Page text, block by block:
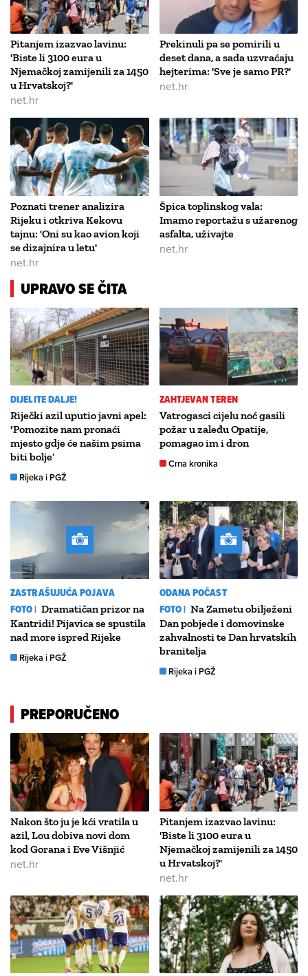
Pitanjem izazvao lavinu:
'Biste li 3100 eura u
Njemačkoj zamijenili za 1450
u Hrvatskoj?'
net.hr
Prekinuli pa se pomirili u
deset dana, a sada uzvraćaju
hejterima: 'Sve je samo PR?'
net.hr
Poznati trener analizira
Rijeku i otkriva Kekovu
tajnu: 'Oni su kao avion koji
se dizajnira u letu'
net.hr
Špica toplinskog vala:
Imamo reportažu s užarenog
asfalta, uživajte
net.hr
UPRAVO SE ČITA
DIJELITE DALJE!
Riječki azil uputio javni apel:
‘Pomozite nam pronaći
mjesto gdje će našim psima
biti bolje’
Rijeka i PGŽ
ZAHTJEVAN TEREN
Vatrogasci cijelu noć gasili
požar u zaleđu Opatije,
pomagao im i dron
Crna kronika
ZASTRAŠUJUĆA POJAVA
FOTO | Dramatičan prizor na
Kantridi! Pijavica se spustila
nad more ispred Rijeke
Rijeka i PGŽ
ODANA POČAST
FOTO | Na Zametu obilježeni
Dan pobjede i domovinske
zahvalnosti te Dan hrvatskih
branitelja
Rijeka i PGŽ
PREPORUČENO
Nakon što ju je kći vratila u
azil, Lou dobiva novi dom
kod Gorana i Eve Višnjić
net.hr
Pitanjem izazvao lavinu:
'Biste li 3100 eura u
Njemačkoj zamijenili za 1450
u Hrvatskoj?'
net.hr